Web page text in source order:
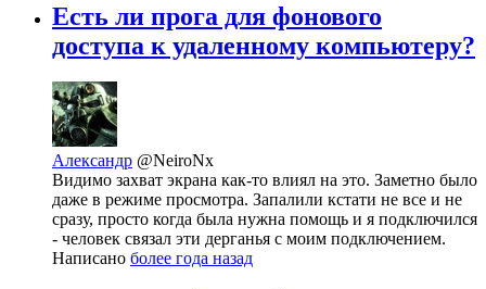
Есть ли прога для фонового
доступа к удаленному компьютеру?
Александр @NeiroNx
Видимо захват экрана как-то влиял на это. Заметно было
даже в режиме просмотра. Запалили кстати не все и не
сразу, просто когда была нужна помощь и я подключился
- человек связал эти дерганья с моим подключением.
Написано более года назад